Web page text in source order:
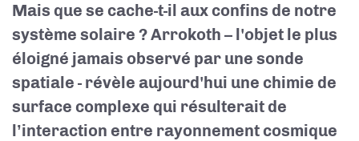
Mais que se cache-t-il aux confins de notre
système solaire ? Arrokoth – l'objet le plus
éloigné jamais observé par une sonde
spatiale - révèle aujourd'hui une chimie de
surface complexe qui résulterait de
l’interaction entre rayonnement cosmique